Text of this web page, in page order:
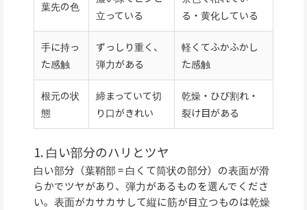
葉先の色
立っている
る・黄化している
手に持っ
た感触
ずっしり重く、
弾力がある
軽くてふかふかし
た感触
根元の状
態
締まっていて切
り口がきれい
乾燥・ひび割れ・
裂け目がある
1. 白い部分のハリとツヤ
白い部分（葉鞘部 = 白くて筒状の部分）の表面が滑
らかでツヤがあり、弾力があるものを選んでくださ
い。表面がカサカサして縦に筋が目立つものは乾燥